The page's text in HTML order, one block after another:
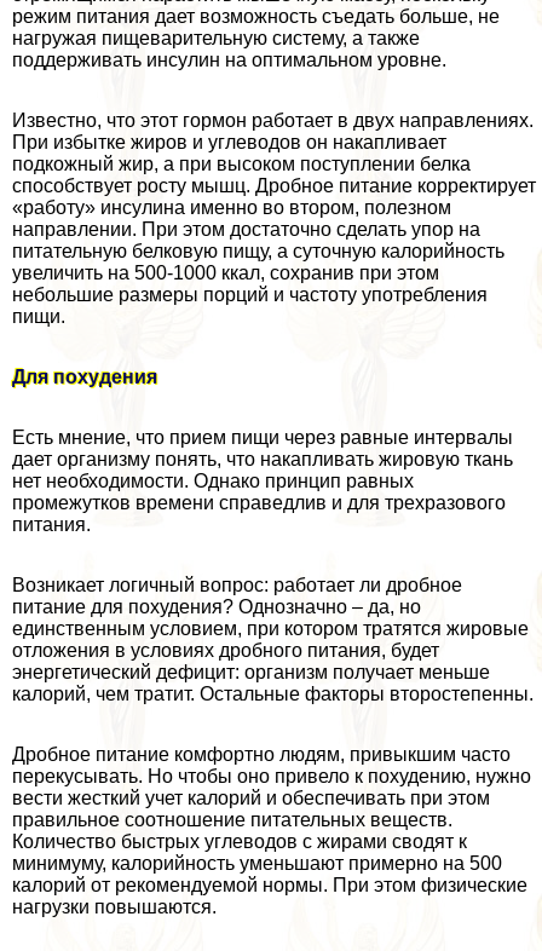
режим питания дает возможность съедать больше, не
нагружая пищеварительную систему, а также
поддерживать инсулин на оптимальном уровне.
Известно, что этот гормон работает в двух направлениях.
При избытке жиров и углеводов он накапливает
подкожный жир, а при высоком поступлении белка
способствует росту мышц. Дробное питание корректирует
«работу» инсулина именно во втором, полезном
направлении. При этом достаточно сделать упор на
питательную белковую пищу, а суточную калорийность
увеличить на 500-1000 ккал, сохранив при этом
небольшие размеры порций и частоту употрeбления
пищи.
Для похудения
Есть мнение, что прием пищи через равные интервалы
дает организму понять, что накапливать жировую ткань
нет необходимости. Однако принцип равных
промежутков времени справедлив и для трехразового
питания.
Возникает логичный вопрос: работает ли дробное
питание для похудения? Однозначно – да, но
единственным условием, при котором тратятся жировые
отложения в условиях дробного питания, будет
энергетический дефицит: организм получает меньше
калорий, чем тратит. Остальные факторы второстепенны.
Дробное питание комфортно людям, привыкшим часто
перекусывать. Но чтобы оно привело к похудению, нужно
вести жесткий учет калорий и обеспечивать при этом
правильное соотношение питательных веществ.
Количество быстрых углеводов с жирами сводят к
минимуму, калорийность уменьшают примерно на 500
калорий от рекомендуемой нормы. При этом физические
нагрузки повышаются.